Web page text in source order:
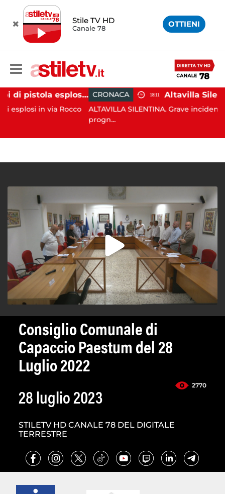
Stile TV HD
Canale 78 OTTIENI
Salerno, colpi di pistola esplosi a Pastena: ferito 20enne
via Rocco
CRONACA 18:11
ALTAVILLA SILENTINA. Grave incidente in moto:
Consiglio Comunale di
Capaccio Paestum del 28
Luglio 2022
2770
28 luglio 2023
STILETV HD CANALE 78 DEL DIGITALE
TERRESTRE